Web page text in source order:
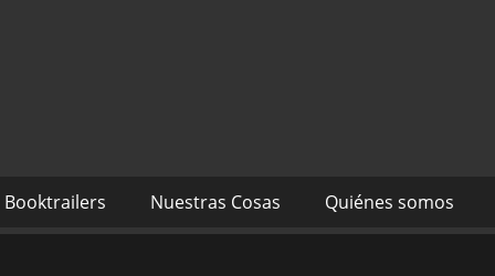
autores Mónica Cueto
Booktrailers Nuestras Cosas Quiénes somos